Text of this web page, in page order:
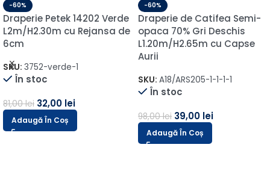
-60%
Draperie Petek 14202 Verde
L2m/H2.30m cu Rejansa de
6cm
SKU: 3752-verde-1
În stoc
81,00lei 32,00 lei
Adaugă În Coș
-60%
Draperie de Catifea Semi-
opaca 70% Gri Deschis
L1.20m/H2.65m cu Capse
Aurii
SKU: A18/ARS205-1-1-1-1
În stoc
98,00lei 39,00 lei
Adaugă În Coș